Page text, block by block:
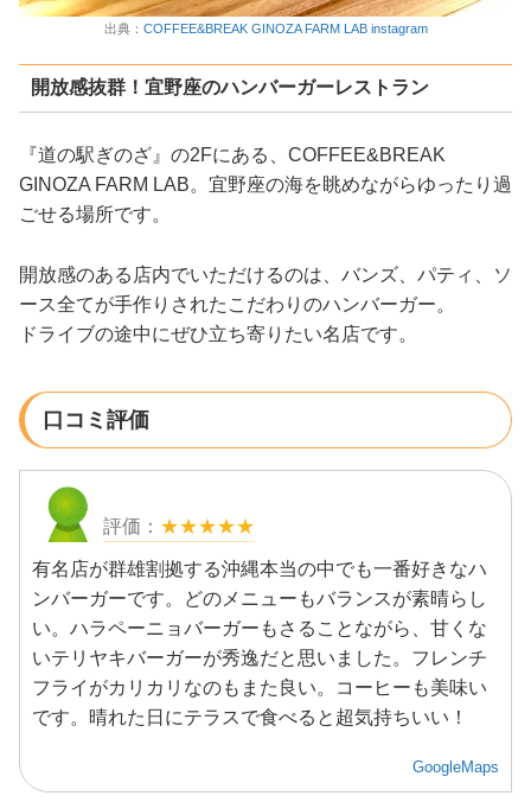
出典： COFFEE&BREAK GINOZA FARM LAB instagram
開放感抜群！宜野座のハンバーガーレストラン
『道の駅ぎのざ』の2Fにある、COFFEE&BREAK
GINOZA FARM LAB。宜野座の海を眺めながらゆったり過
ごせる場所です。
開放感のある店内でいただけるのは、バンズ、パティ、ソ
ース全てが手作りされたこだわりのハンバーガー。
ドライブの途中にぜひ立ち寄りたい名店です。
口コミ評価
★★★★★
有名店が群雄割拠する沖縄本当の中でも一番好きなハ
ンバーガーです。どのメニューもバランスが素晴らし
い。ハラペーニョバーガーもさることながら、甘くな
いテリヤキバーガーが秀逸だと思いました。フレンチ
フライがカリカリなのもまた良い。コーヒーも美味い
です。晴れた日にテラスで食べると超気持ちいい！
GoogleMaps